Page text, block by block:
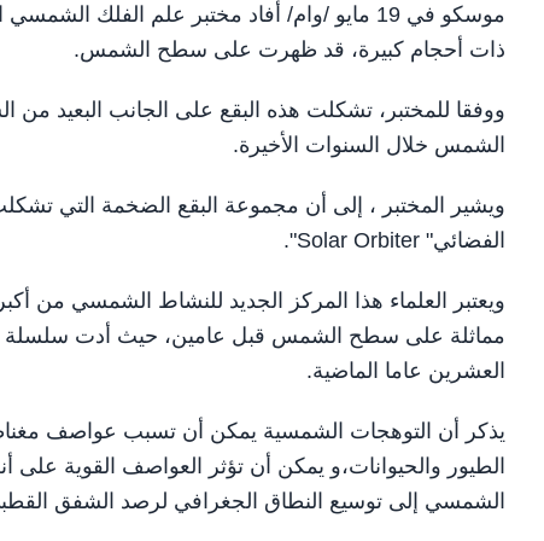
موسكو في 19 مايو /وام/ أفاد مختبر علم الفلك
ذات أحجام كبيرة، قد ظهرت على سطح الشمس.
ووفقا للمختبر، تشكلت هذه البقع على الجانب
الشمس خلال السنوات الأخيرة.
ويشير المختبر ، إلى أن مجموعة البقع الضخمة التي
الفضائي" Solar Orbiter".
ويعتبر العلماء هذا المركز الجديد للنشاط الشمسي من
مماثلة على سطح الشمس قبل عامين، حيث أدت سلسلة
العشرين عاما الماضية.
يذكر أن التوهجات الشمسية يمكن أن تسبب عواصف
الطيور والحيوانات،و يمكن أن تؤثر العواصف القوية على
الشمسي إلى توسيع النطاق الجغرافي لرصد الشفق